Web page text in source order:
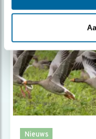
Nieuws